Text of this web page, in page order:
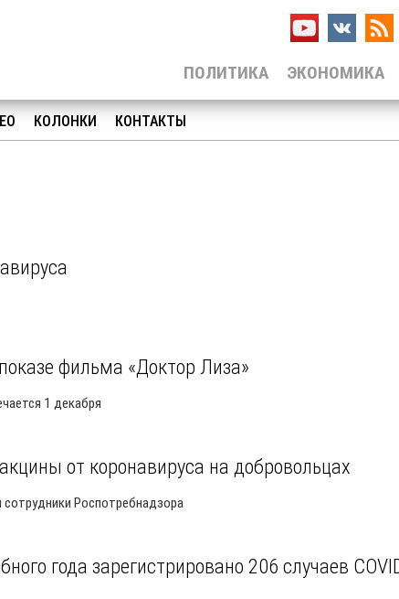
ЭКОНОМИКА
ПОЛИТИКА
КОЛОНКИ КОНТАКТЫ
фильма «Доктор Лиза»
1 декабря
от коронавируса на добровольцах
сотрудники Роспотребнадзора
года зарегистрировано 206 случаев